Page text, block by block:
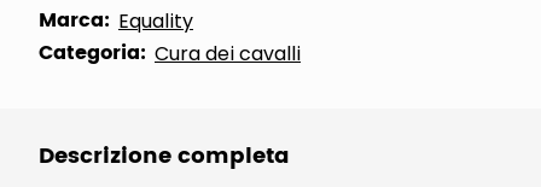
Marca: Equality
Categoria: Cura dei cavalli
Descrizione completa